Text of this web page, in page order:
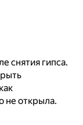
снятия гипса.
не открыла.